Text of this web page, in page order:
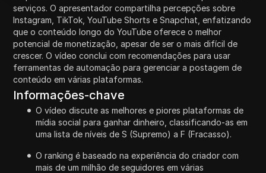
serviços. O apresentador compartilha percepções sobre
Instagram, TikTok, YouTube Shorts e Snapchat, enfatizando
que o conteúdo longo do YouTube oferece o melhor
potencial de monetização, apesar de ser o mais difícil de
crescer. O vídeo conclui com recomendações para usar
ferramentas de automação para gerenciar a postagem de
conteúdo em várias plataformas.
Informações-chave
O vídeo discute as melhores e piores plataformas de
mídia social para ganhar dinheiro, classificando-as em
uma lista de níveis de S (Supremo) a F (Fracasso).
O ranking é baseado na experiência do criador com
mais de um milhão de seguidores em várias